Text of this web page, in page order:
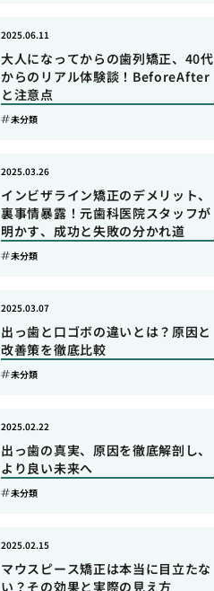
大人になってからの歯列矯正、40代
からのリアル体験談！BeforeAfter
と注意点
2025.06.11
未分類
インビザライン矯正のデメリット、
裏事情暴露！元歯科医院スタッフが
明かす、成功と失敗の分かれ道
2025.03.26
未分類
出っ歯と口ゴボの違いとは？原因と
改善策を徹底比較
2025.03.07
未分類
出っ歯の真実、原因を徹底解剖し、
より良い未来へ
2025.02.22
未分類
マウスピース矯正は本当に目立たな
い？その効果と実際の見え方
2025.02.15